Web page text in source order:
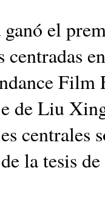
el
centradas
Film
de Liu
centrales
la tesis